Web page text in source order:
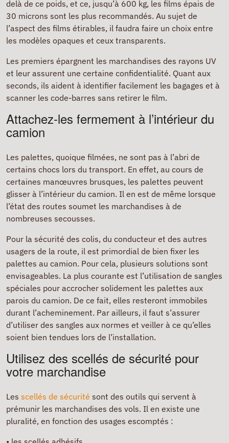
delà de ce poids, et ce, jusqu’à 600 kg, les films épais de
30 microns sont les plus recommandés. Au sujet de
l’aspect des films étirables, il faudra faire un choix entre
les modèles opaques et ceux transparents.
Les premiers épargnent les marchandises des rayons UV
et leur assurent une certaine confidentialité. Quant aux
seconds, ils aident à identifier facilement les bagages et à
scanner les code-barres sans retirer le film.
Attachez-les fermement à l’intérieur du
camion
Les palettes, quoique filmées, ne sont pas à l’abri de
certains chocs lors du transport. En effet, au cours de
certaines manœuvres brusques, les palettes peuvent
glisser à l’intérieur du camion. Il en est de même lorsque
l’état des routes soumet les marchandises à de
nombreuses secousses.
Pour la sécurité des colis, du conducteur et des autres
usagers de la route, il est primordial de bien fixer les
palettes au camion. Pour cela, plusieurs solutions sont
envisageables. La plus courante est l’utilisation de sangles
spéciales pour accrocher solidement les palettes aux
parois du camion. De ce fait, elles resteront immobiles
durant l’acheminement. Par ailleurs, il faut s’assurer
d’utiliser des sangles aux normes et veiller à ce qu’elles
soient bien tendues lors de l’installation.
Utilisez des scellés de sécurité pour
votre marchandise
Les scellés de sécurité sont des outils qui servent à
prémunir les marchandises des vols. Il en existe une
pluralité, en fonction des usages escomptés :